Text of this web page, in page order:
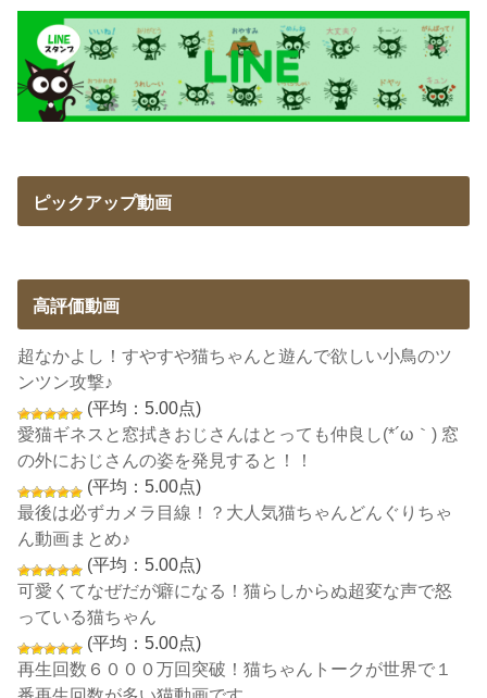
ピックアップ動画
高評価動画
超なかよし！すやすや猫ちゃんと遊んで欲しい小鳥のツ
ンツン攻撃♪
(平均：5.00点)
愛猫ギネスと窓拭きおじさんはとっても仲良し(*´ω｀) 窓
の外におじさんの姿を発見すると！！
(平均：5.00点)
最後は必ずカメラ目線！？大人気猫ちゃんどんぐりちゃ
ん動画まとめ♪
(平均：5.00点)
可愛くてなぜだが癖になる！猫らしからぬ超変な声で怒
っている猫ちゃん
(平均：5.00点)
再生回数６０００万回突破！猫ちゃんトークが世界で１